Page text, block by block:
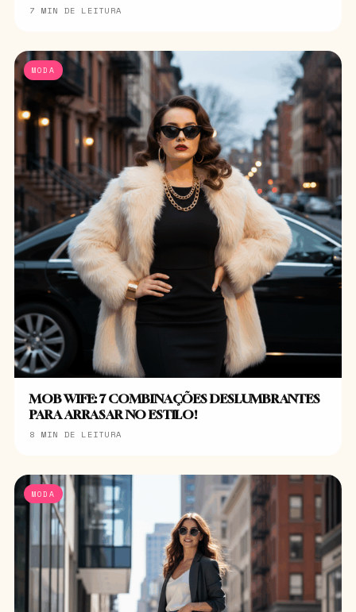
7 MIN DE LEITURA
MODA
MOB WIFE: 7 COMBINAÇÕES DESLUMBRANTES
PARA ARRASAR NO ESTILO!
8 MIN DE LEITURA
MODA